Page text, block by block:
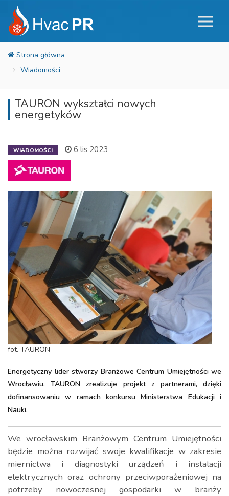
Wiadomości
TAURON wykształci nowych
energetyków
WIADOMOŚCI 6 lis 2023
fot. TAURON
Energetyczny lider stworzy Branżowe Centrum Umiejętności we
Wrocławiu. TAURON zrealizuje projekt z partnerami, dzięki
dofinansowaniu w ramach konkursu Ministerstwa Edukacji i
Nauki.
We wrocławskim Branżowym Centrum Umiejętności
będzie można rozwijać swoje kwalifikacje w zakresie
miernictwa i diagnostyki urządzeń i instalacji
elektrycznych oraz ochrony przeciwporażeniowej na
potrzeby nowoczesnej gospodarki w branży